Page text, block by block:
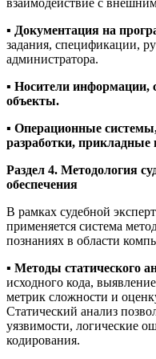
▪️ Документация на
задания, спецификации,
администратора.
▪️ Носители
объекты.
▪️ Операционные
разработки,
Раздел 4. Методология
обеспечения
В рамках судебной
применяется система
познаниях в области
▪️ Методы статического
исходного кода,
метрик сложности и
Статический анализ
уязвимости, логические
кодирования.